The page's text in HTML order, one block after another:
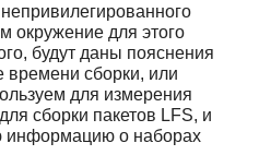
окружение для этого
будут даны пояснения
времени сборки, или
для измерения
сборки пакетов LFS, и
информацию о наборах